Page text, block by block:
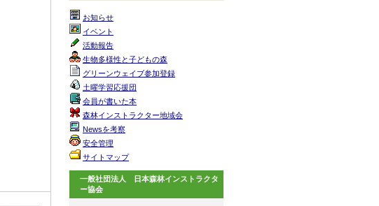
お知らせ
イベント
活動報告
生物多様性と子どもの森
グリーンウェイブ参加登録
土曜学習応援団
会員が書いた本
森林インストラクター地域会
Newsを考察
安全管理
サイトマップ
一般社団法人 日本森林インストラクタ
ー協会